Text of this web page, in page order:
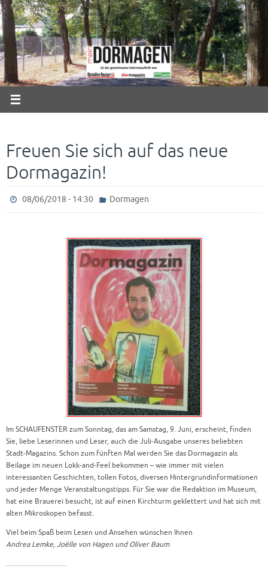
Zum
Inhalt
springen
Freuen Sie sich auf das neue
Dormagazin!
08/06/2018 - 14:30 Dormagen
Im SCHAUFENSTER zum Sonntag, das am Samstag, 9. Juni, erscheint, finden
Sie, liebe Leserinnen und Leser, auch die Juli-Ausgabe unseres beliebten
Stadt-Magazins. Schon zum fünften Mal werden Sie das Dormagazin als
Beilage im neuen Lokk-and-Feel bekommen – wie immer mit vielen
interessanten Geschichten, tollen Fotos, diversen Hintergrundinformationen
und jeder Menge Veranstaltungstipps. Für Sie war die Redaktion im Museum,
hat eine Brauerei besucht, ist auf einen Kirchturm geklettert und hat sich mit
alten Mikroskopen befasst.
Viel beim Spaß beim Lesen und Ansehen wünschen Ihnen
Andrea Lemke, Joëlle von Hagen und Oliver Baum